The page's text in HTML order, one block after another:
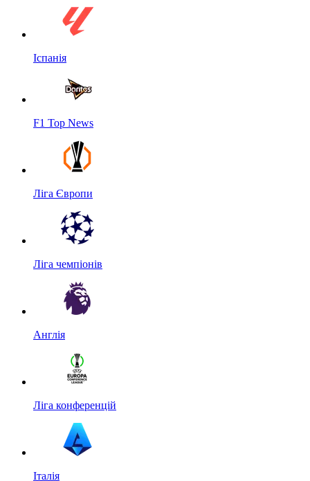
Іспанія
F1 Top News
Ліга Європи
Ліга чемпіонів
Англія
Ліга конференцій
Італія